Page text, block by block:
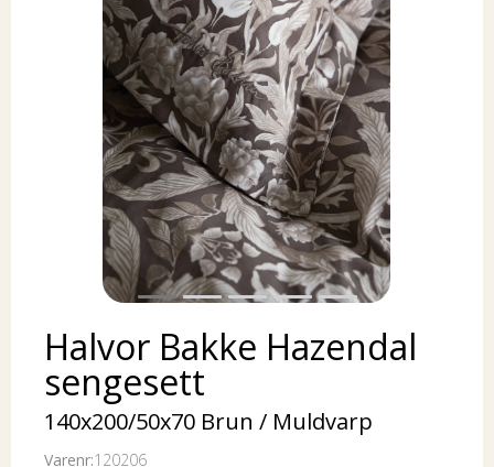
Halvor Bakke Hazendal
sengesett
140x200/50x70 Brun / Muldvarp
Varenr:120206